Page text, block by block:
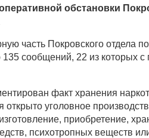
обстановки
часть Покровского отдела
сообщений, 22 из которых с
факт хранения
уголовное
приобретение,
психотропных веществ